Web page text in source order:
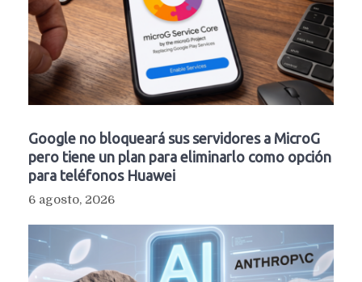
Google no bloqueará sus servidores a MicroG
pero tiene un plan para eliminarlo como opción
para teléfonos Huawei
6 agosto, 2026